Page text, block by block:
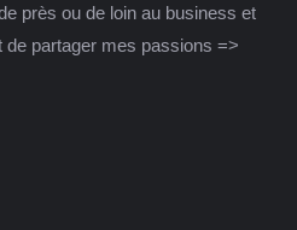
près ou de loin au business et
de partager mes passions =>